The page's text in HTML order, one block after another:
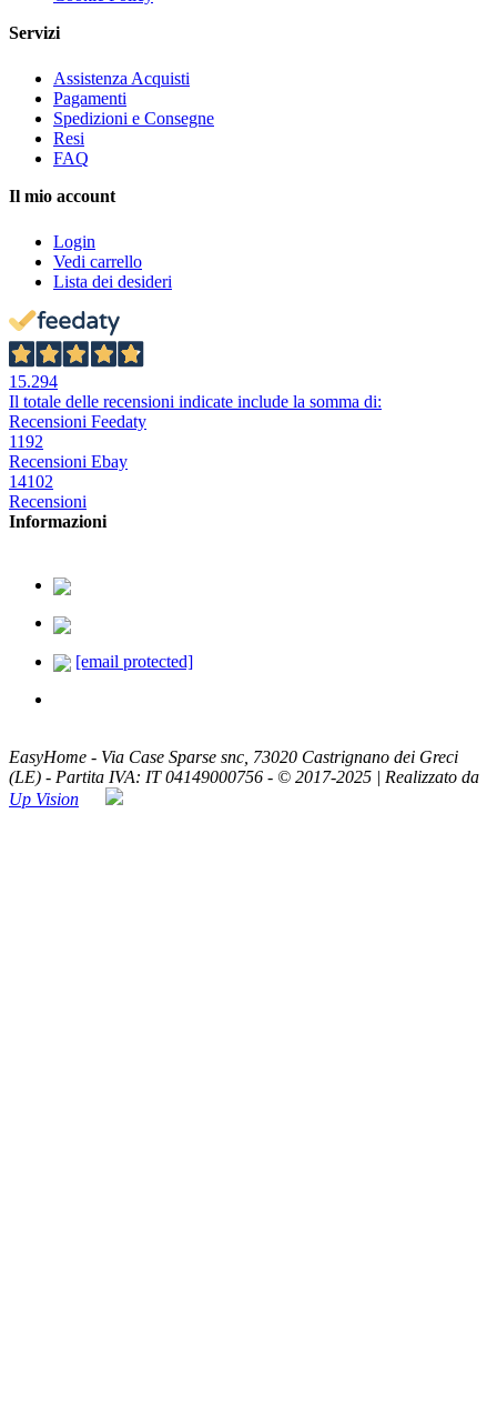
Servizi
Assistenza Acquisti
Pagamenti
Spedizioni e Consegne
Resi
FAQ
Il mio account
Login
Vedi carrello
Lista dei desideri
15.294
Il totale delle recensioni indicate include la somma di:
Recensioni Feedaty
1192
Recensioni Ebay
14102
Recensioni
Informazioni
[email protected]
EasyHome - Via Case Sparse snc, 73020 Castrignano dei Greci
(LE) - Partita IVA: IT 04149000756 - © 2017-2025 | Realizzato da
Up Vision